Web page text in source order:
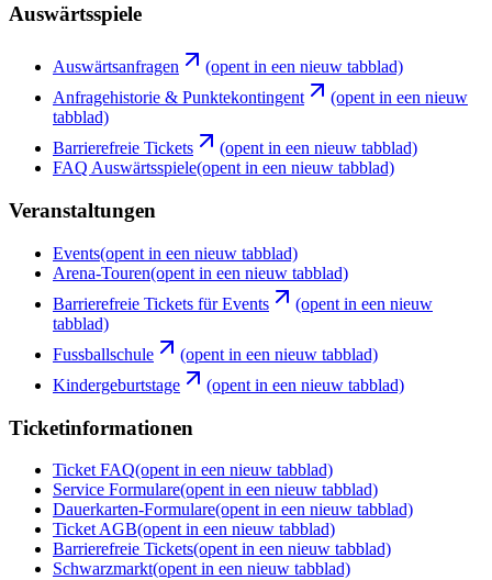
Auswärtsspiele
Auswärtsanfragen
(opent in een nieuw tabblad)
Anfragehistorie & Punktekontingent
(opent in een nieuw
tabblad)
Barrierefreie Tickets
(opent in een nieuw tabblad)
FAQ Auswärtsspiele(opent in een nieuw tabblad)
Veranstaltungen
Events(opent in een nieuw tabblad)
Arena-Touren(opent in een nieuw tabblad)
Barrierefreie Tickets für Events
(opent in een nieuw
tabblad)
Fussballschule
(opent in een nieuw tabblad)
Kindergeburtstage
(opent in een nieuw tabblad)
Ticketinformationen
Ticket FAQ(opent in een nieuw tabblad)
Service Formulare(opent in een nieuw tabblad)
Dauerkarten-Formulare(opent in een nieuw tabblad)
Ticket AGB(opent in een nieuw tabblad)
Barrierefreie Tickets(opent in een nieuw tabblad)
Schwarzmarkt(opent in een nieuw tabblad)